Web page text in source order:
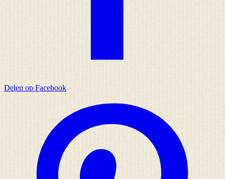
Delen op Facebook